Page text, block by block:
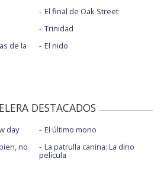
de la
El final de Oak Street
Trinidad
El nido
DESTACADOS
day
no
El último mono
La patrulla canina: La dino
película